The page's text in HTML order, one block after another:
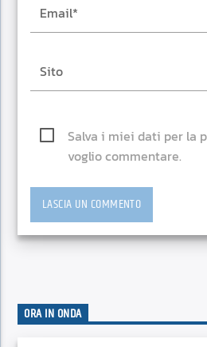
Salva i miei dati per la
voglio commentare.
ORA IN ONDA